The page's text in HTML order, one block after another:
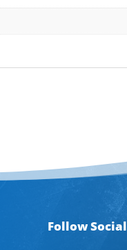
Follow Social